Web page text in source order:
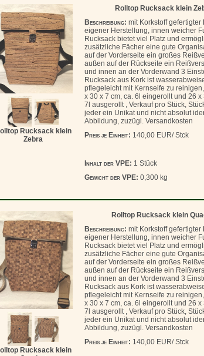
Rucksack klein
Zebra
Rolltop Rucksack klein
Beschreibung: mit Korkstoff gefertigter
eigener Herstellung, innen weicher
Rucksack bietet viel Platz und
zusätzliche Fächer eine gute
auf der Vorderseite ein großes
außen auf der Rückseite ein
und innen an der Vorderwand 3
Rucksack aus Kork ist
pflegeleicht mit Kernseife zu
x 30 x 7 cm, ca. 6l eingerollt und 26 x
7l ausgerollt , Verkauf pro Stück,
jeder ein Unikat und nicht absolut
Abbildung, zuzügl. Versandkosten
Preis je Einheit: 140,00 EUR/ Stck
Inhalt der VPE: 1 Stück
Gewicht der VPE: 0,300 kg
Rucksack klein
Rolltop Rucksack klein
Beschreibung: mit Korkstoff gefertigter
eigener Herstellung, innen weicher
Rucksack bietet viel Platz und
zusätzliche Fächer eine gute
auf der Vorderseite ein großes
außen auf der Rückseite ein
und innen an der Vorderwand 3
Rucksack aus Kork ist
pflegeleicht mit Kernseife zu
x 30 x 7 cm, ca. 6l eingerollt und 26 x
7l ausgerollt , Verkauf pro Stück,
jeder ein Unikat und nicht absolut
Abbildung, zuzügl. Versandkosten
Preis je Einheit: 140,00 EUR/ Stck